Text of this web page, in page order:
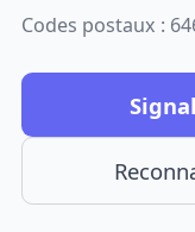
Codes postaux :